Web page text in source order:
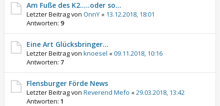
Am Fuße des K2.....oder so...
Letzter Beitrag von OnnY « 13.12.2018, 18:01
Antworten: 9
Eine Art Glücksbringer...
Letzter Beitrag von knoesel «09.11.2018, 10:16
Antworten: 7
Flensburger Förde News
Letzter Beitrag von Reverend Mefo «29.03.2018, 13:42
Antworten: 1